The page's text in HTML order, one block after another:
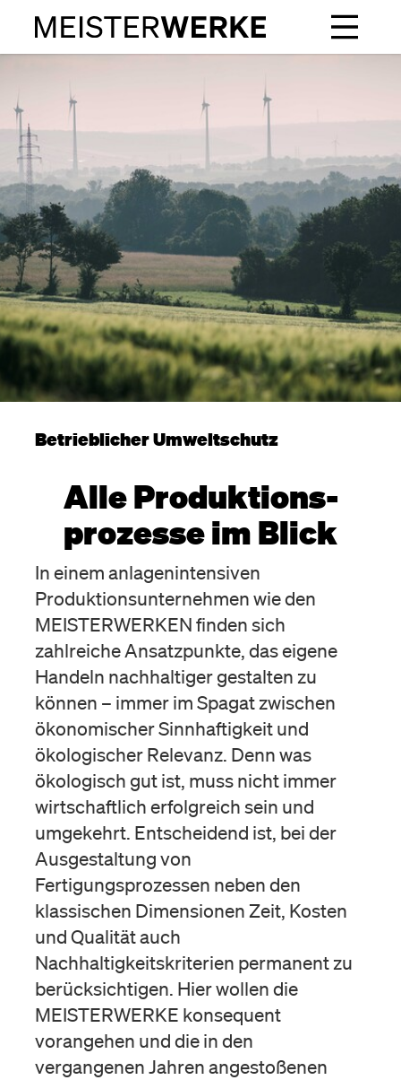
Betrieblicher Umweltschutz
Alle Produktions­
prozesse im Blick
In einem anlagenintensiven
Produktionsunternehmen wie den
MEISTERWERKEN finden sich
zahlreiche Ansatzpunkte, das eigene
Handeln nachhaltiger gestalten zu
können – immer im Spagat zwischen
ökonomischer Sinnhaftigkeit und
ökologischer Relevanz. Denn was
ökologisch gut ist, muss nicht immer
wirtschaftlich erfolgreich sein und
umgekehrt. Entscheidend ist, bei der
Ausgestaltung von
Fertigungsprozessen neben den
klassischen Dimensionen Zeit, Kosten
und Qualität auch
Nachhaltigkeitskriterien permanent zu
berücksichtigen. Hier wollen die
MEISTERWERKE konsequent
vorangehen und die in den
vergangenen Jahren angestoßenen